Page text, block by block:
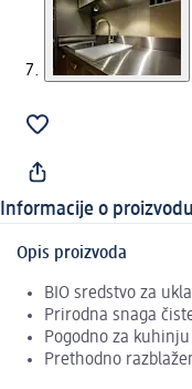
Informacije o proizvodu
Opis proizvoda
BIO sredstvo za
Prirodna snaga
Pogodno za
Prethodno